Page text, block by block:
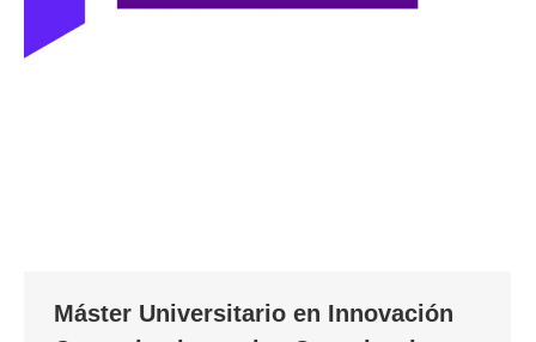
Máster Universitario en Innovación